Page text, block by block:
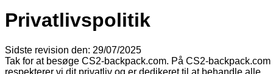
Privatlivspolitik
Sidste revision den: 29/07/2025
Tak for at besøge CS2-backpack.com. På CS2-backpack.com
respekterer vi dit privatliv og er dedikeret til at behandle alle